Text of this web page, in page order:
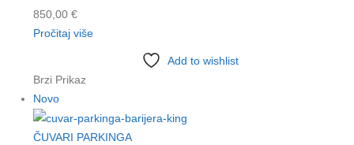
850,00 €
Pročitaj više
Add to wishlist
Brzi Prikaz
Novo
ČUVARI PARKINGA